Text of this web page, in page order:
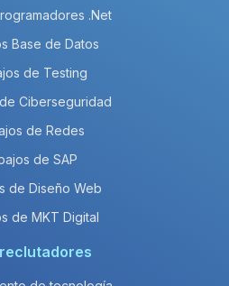
.Net
Base de Datos
de Testing
Ciberseguridad
de Redes
de SAP
de Diseño Web
de MKT Digital